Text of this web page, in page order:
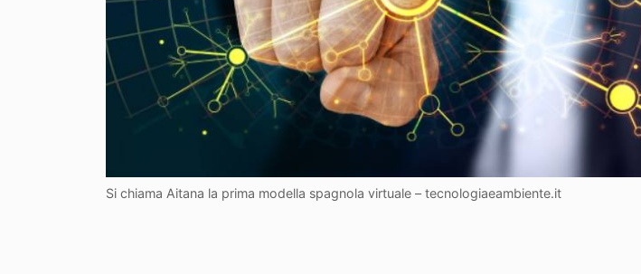
Si chiama Aitana la prima modella spagnola virtuale – tecnologiaeambiente.it